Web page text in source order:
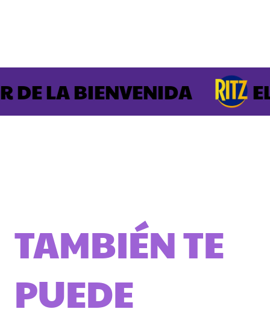
LA BIENVENIDA EL
TAMBIÉN TE
PUEDE